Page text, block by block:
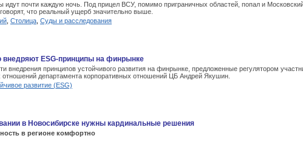
идут почти каждую ночь. Под прицел ВСУ, помимо приграничных областей, попал и
что реальный ущерб значительно выше.
Столица Суды и расследования
внедряют ESG-принципы на финрынке
внедрения принципов устойчивого развития на финрынке, предложенные регулятором
отношений департамента корпоративных отношений ЦБ Андрей Якушин.
развитие (ESG)
в Новосибирске нужны кардинальные решения
в регионе комфортно